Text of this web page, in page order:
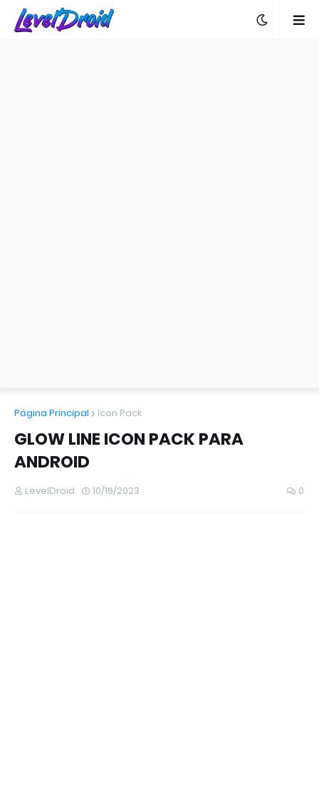
Página Principal Icon Pack
GLOW LINE ICON PACK PARA
ANDROID
LevelDroid 10/16/2023 0